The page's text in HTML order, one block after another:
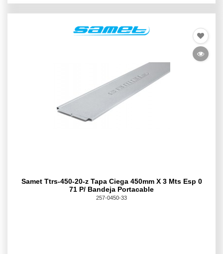
Samet Ttrs-450-20-z Tapa Ciega 450mm X 3 Mts Esp 0
71 P/ Bandeja Portacable
257-0450-33